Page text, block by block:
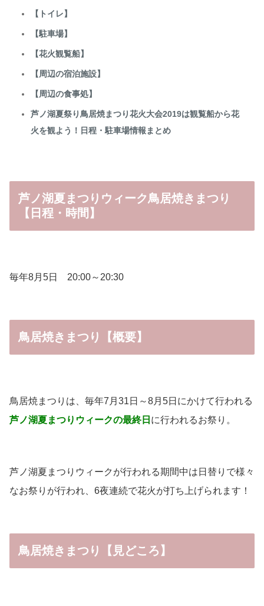
【トイレ】
【駐車場】
【花火観覧船】
【周辺の宿泊施設】
【周辺の食事処】
芦ノ湖夏祭り鳥居焼まつり花火大会2019は観覧船から花
火を観よう！日程・駐車場情報まとめ
芦ノ湖夏まつりウィーク鳥居焼きまつり
【日程・時間】
毎年8月5日 20:00～20:30
鳥居焼きまつり【概要】
鳥居焼まつりは、毎年7月31日～8月5日にかけて行われる
芦ノ湖夏まつりウィークの最終日 に行われるお祭り。
芦ノ湖夏まつりウィークが行われる期間中は日替りで様々
なお祭りが行われ、6夜連続で花火が打ち上げられます！
鳥居焼きまつり【見どころ】